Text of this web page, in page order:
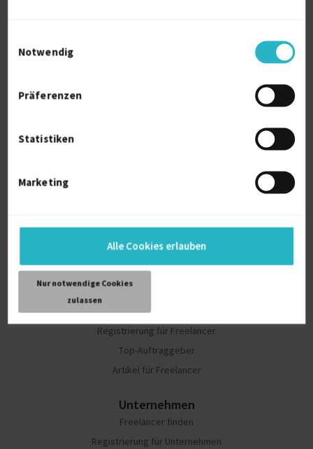
Notwendig
Präferenzen
Statistiken
Marketing
Alle Cookies erlauben
Nur notwendige Cookies
zulassen
3.445Projekte
40.000+
Projekte finden
Registrierung für Freelancer
Top-Auftraggeber
Artikel für Freelancer
Unternehmen
Freelancer finden
Registrierung für Unternehmen